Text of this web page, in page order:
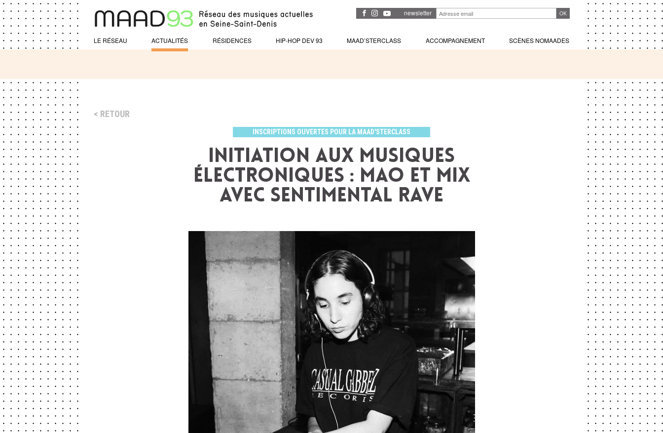
newsletter
LE RÉSEAU ACTUALITÉS RÉSIDENCES HIP-HOP DEV 93 MAAD’STERCLASS ACCOMPAGNEMENT SCÈNES NOMAADES
RETOUR
INSCRIPTIONS OUVERTES POUR LA MAAD'STERCLASS
INITIATION AUX MUSIQUES
ÉLECTRONIQUES : MAO ET MIX
avec Sentimental Rave